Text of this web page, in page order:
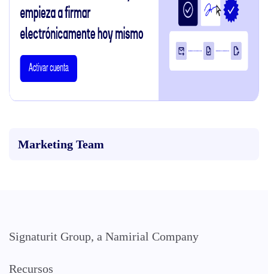
Marketing Team
Signaturit Group, a Namirial Company
Recursos